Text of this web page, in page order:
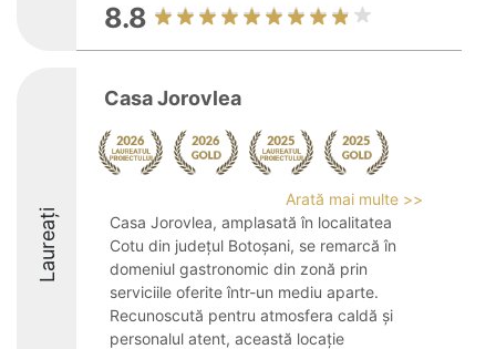
8.8
Laureați
Casa Jorovlea
Arată mai multe >>
Casa Jorovlea, amplasată în localitatea
Cotu din județul Botoșani, se remarcă în
domeniul gastronomic din zonă prin
serviciile oferite într-un mediu aparte.
Recunoscută pentru atmosfera caldă și
personalul atent, această locație